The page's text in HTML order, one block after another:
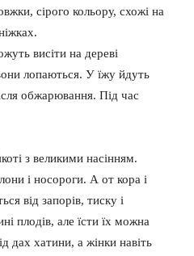
сірого кольору, схожі на
висіти на дереві
лопаються. У їжу йдуть
обжарювання. Під час
з великими насінням.
і носороги. А от кора і
від запорів, тиску і
плодів, але їсти їх можна
дах хатини, а жінки навіть